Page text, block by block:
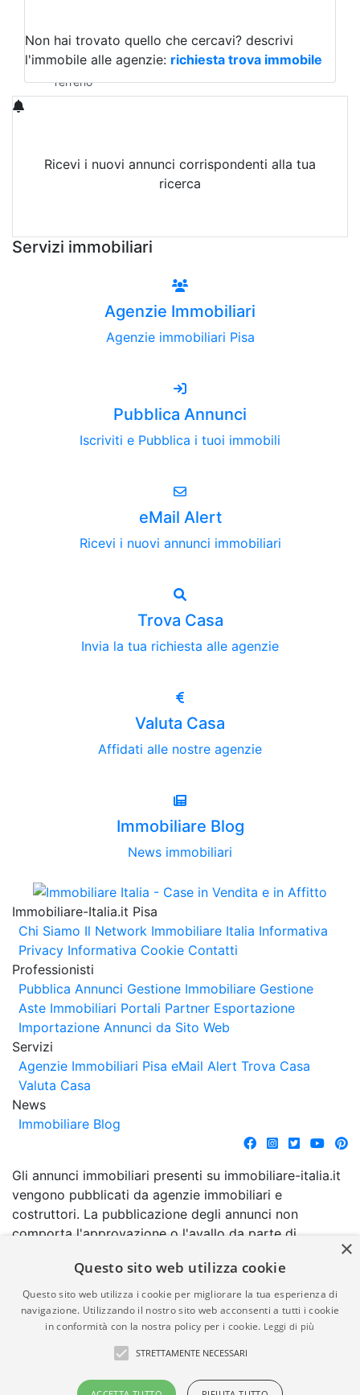
Qualsiasi
Terreno edificabile
Terreno
Non hai trovato quello che cercavi? descrivi
l'immobile alle agenzie: richiesta trova immobile
Ricevi i nuovi annunci corrispondenti alla tua
ricerca
Servizi immobiliari
Agenzie Immobiliari
Agenzie immobiliari Pisa
Pubblica Annunci
Iscriviti e Pubblica i tuoi immobili
eMail Alert
Ricevi i nuovi annunci immobiliari
Trova Casa
Invia la tua richiesta alle agenzie
Valuta Casa
Affidati alle nostre agenzie
Immobiliare Blog
News immobiliari
Immobiliare-Italia.it Pisa
Chi Siamo Il Network Immobiliare Italia Informativa
Privacy Informativa Cookie Contatti
Professionisti
Pubblica Annunci Gestione Immobiliare Gestione
Aste Immobiliari Portali Partner Esportazione
Importazione Annunci da Sito Web
Servizi
Agenzie Immobiliari Pisa eMail Alert Trova Casa
Valuta Casa
News
Immobiliare Blog
Gli annunci immobiliari presenti su immobiliare-italia.it
vengono pubblicati da agenzie immobiliari e
costruttori. La pubblicazione degli annunci non
comporta l'approvazione o l'avallo da parte di
garanzia da parte di quest'ultima. immobiliare-italia.it
quindi non è responsabile della veridicità, della
correttezza, della completezza, della normativa in
materia di privacy e/o di alcun altro aspetto dei
suddetti annunci.
© Copyright 2007 - 2026
Powered by
×
Questo sito web utilizza cookie
Questo sito web utilizza i cookie per migliorare la tua esperienza di
navigazione. Utilizzando il nostro sito web acconsenti a tutti i cookie
in conformità con la nostra policy per i cookie. Leggi di più
STRETTAMENTE NECESSARI